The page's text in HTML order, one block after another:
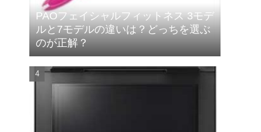
PAOフェイシャルフィットネス 3モデ
ルと7モデルの違いは？どっちを選ぶ
のが正解？